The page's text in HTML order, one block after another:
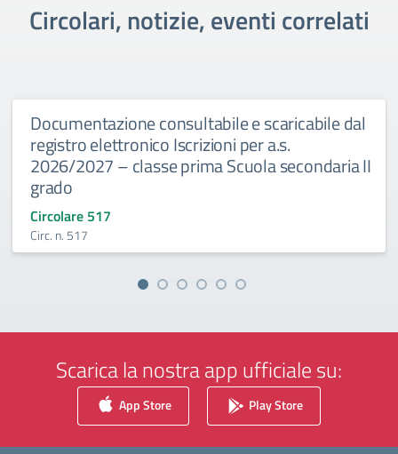
Circolari, notizie, eventi correlati
Documentazione consultabile e scaricabile dal
registro elettronico Iscrizioni per a.s.
2026/2027 – classe prima Scuola secondaria II
grado
Circolare 517
Circ. n. 517
Scarica la nostra app ufficiale su:
App Store Play Store